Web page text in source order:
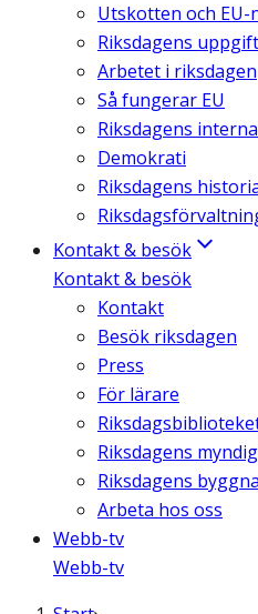
Utskotten och EU-
Riksdagens
Arbetet i riksdagen
Så fungerar EU
Riksdagens
Demokrati
Riksdagens
Kontakt & besök
Kontakt & besök
Kontakt
Besök riksdagen
Press
För lärare
Riksdagens
Riksdagens
Arbeta hos oss
Webb-tv
Webb-tv